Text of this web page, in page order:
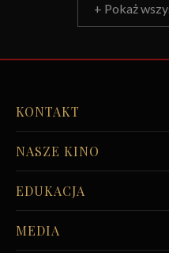
+ Pokaż
KONTAKT
NASZE KINO
EDUKACJA
MEDIA